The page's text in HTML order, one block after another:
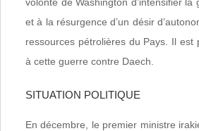
et à la résurgence d’un désir
ressources pétrolières du Pays. Il est
à cette guerre contre Daech.
SITUATION POLITIQUE
En décembre, le premier ministre